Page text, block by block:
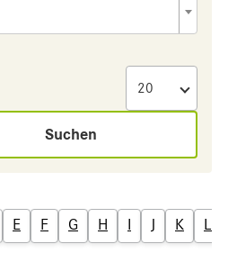
Suchen
E F G H I J K L